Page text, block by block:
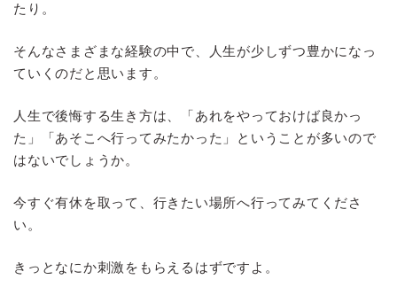
たり。
そんなさまざまな経験の中で、人生が少しずつ豊かになっ
ていくのだと思います。
人生で後悔する生き方は、「あれをやっておけば良かっ
た」「あそこへ行ってみたかった」ということが多いので
はないでしょうか。
今すぐ有休を取って、行きたい場所へ行ってみてくださ
い。
きっとなにか刺激をもらえるはずですよ。